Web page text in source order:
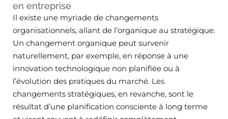
en entreprise
Il existe une myriade de changements
organisationnels, allant de l’organique au stratégique.
Un changement organique peut survenir
naturellement, par exemple, en réponse à une
innovation technologique non planifiée ou à
l’évolution des pratiques du marché. Les
changements stratégiques, en revanche, sont le
résultat d’une planification consciente à long terme